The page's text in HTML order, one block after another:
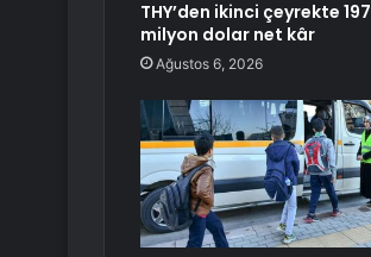
THY’den ikinci çeyrekte 197
milyon dolar net kâr
Ağustos 6, 2026